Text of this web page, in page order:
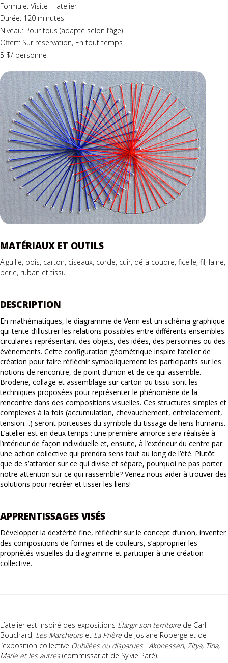
Formule: Visite + atelier
Durée: 120 minutes
Niveau: Pour tous (adapté selon l’âge)
Offert: Sur réservation, En tout temps
5 $/ personne
MATÉRIAUX ET OUTILS
Aiguille, bois, carton, ciseaux, corde, cuir, dé à coudre, ficelle, fil, laine,
perle, ruban et tissu.
DESCRIPTION
En mathématiques, le diagramme de Venn est un schéma graphique
qui tente d’illustrer les relations possibles entre différents ensembles
circulaires représentant des objets, des idées, des personnes ou des
événements. Cette configuration géométrique inspire l’atelier de
création pour faire réfléchir symboliquement les participants sur les
notions de rencontre, de point d’union et de ce qui assemble.
Broderie, collage et assemblage sur carton ou tissu sont les
techniques proposées pour représenter le phénomène de la
rencontre dans des compositions visuelles. Ces structures simples et
complexes à la fois (accumulation, chevauchement, entrelacement,
tension…) seront porteuses du symbole du tissage de liens humains.
L’atelier est en deux temps : une première amorce sera réalisée à
l’intérieur de façon individuelle et, ensuite, à l’extérieur du centre par
une action collective qui prendra sens tout au long de l’été. Plutôt
que de s’attarder sur ce qui divise et sépare, pourquoi ne pas porter
notre attention sur ce qui rassemble? Venez nous aider à trouver des
solutions pour recréer et tisser les liens!
APPRENTISSAGES VISÉS
Développer la dextérité fine, réfléchir sur le concept d’union, inventer
des compositions de formes et de couleurs, s’approprier les
propriétés visuelles du diagramme et participer à une création
collective.
L’atelier est inspiré des expositions Élargir son territoire de Carl
Bouchard, Les Marcheurs et La Prière de Josiane Roberge et de
l’exposition collective Oubliées ou disparues : Akonessen, Zitya, Tina,
Marie et les autres(commissariat de Sylvie Paré).